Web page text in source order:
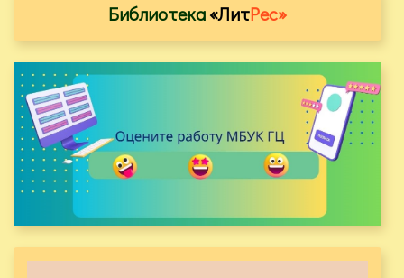
Библиотека«ЛитРес»